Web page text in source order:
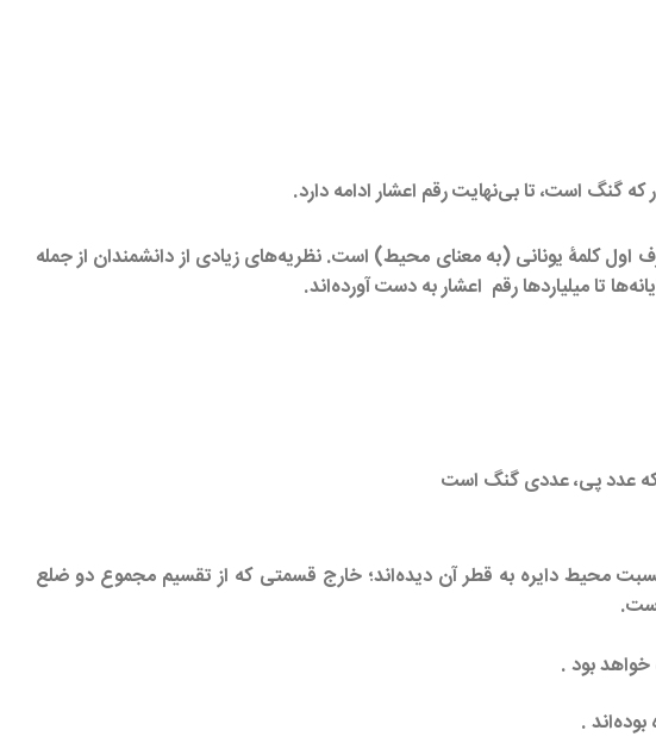
است، تا بی‌نهایت رقم اعشار ادامه دارد.
کلمۀ یونانی (به معنای محیط) است. نظریه‌های زیادی از دانشمندان از جمله
تا میلیاردها رقم اعشار به دست آورده‌اند.
که عدد پی، عددی گنگ است
محیط دایره به قطر آن دیده‌اند؛ خارج قسمتی که از تقسیم مجموع دو ضلع
خواهد بود .